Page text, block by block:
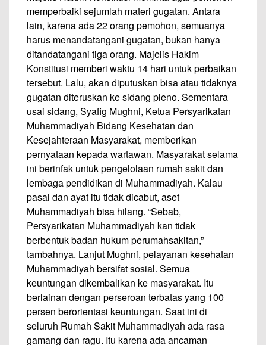
memperbaiki sejumlah materi gugatan. Antara
lain, karena ada 22 orang pemohon, semuanya
harus menandatangani gugatan, bukan hanya
ditandatangani tiga orang. Majelis Hakim
Konstitusi memberi waktu 14 hari untuk perbaikan
tersebut. Lalu, akan diputuskan bisa atau tidaknya
gugatan diteruskan ke sidang pleno. Sementara
usai sidang, Syafig Mughni, Ketua Persyarikatan
Muhammadiyah Bidang Kesehatan dan
Kesejahteraan Masyarakat, memberikan
pernyataan kepada wartawan. Masyarakat selama
ini berinfak untuk pengelolaan rumah sakit dan
lembaga pendidikan di Muhammadiyah. Kalau
pasal dan ayat itu tidak dicabut, aset
Muhammadiyah bisa hilang. “Sebab,
Persyarikatan Muhammadiyah kan tidak
berbentuk badan hukum perumahsakitan,”
tambahnya. Lanjut Mughni, pelayanan kesehatan
Muhammadiyah bersifat sosial. Semua
keuntungan dikembalikan ke masyarakat. Itu
berlainan dengan perseroan terbatas yang 100
persen berorientasi keuntungan. Saat ini di
seluruh Rumah Sakit Muhammadiyah ada rasa
gamang dan ragu. Itu karena ada ancaman